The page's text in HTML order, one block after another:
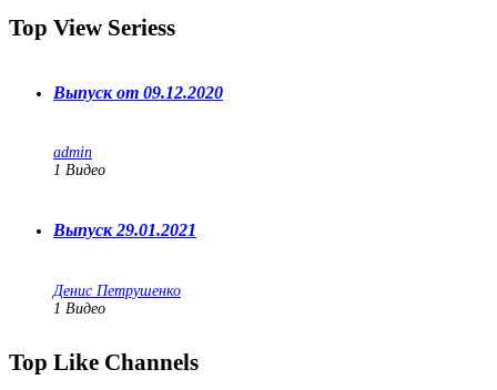
Top View Seriess
Выпуск от 09.12.2020
admin
1 Видео
Выпуск 29.01.2021
Денис Петрушенко
1 Видео
Top Like Channels